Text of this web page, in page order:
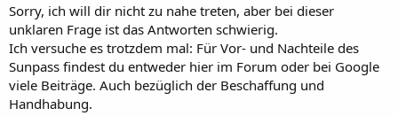
Sorry, ich will dir nicht zu nahe treten, aber bei dieser
unklaren Frage ist das Antworten schwierig.
Ich versuche es trotzdem mal: Für Vor- und Nachteile des
Sunpass findest du entweder hier im Forum oder bei Google
viele Beiträge. Auch bezüglich der Beschaffung und
Handhabung.